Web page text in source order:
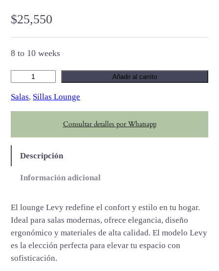
$25,550
8 to 10 weeks
v
y
a
t
a
d
Añadir al carrito
Salas, Sillas Lounge
Consultar detalles por Whatsapp
Descripción
Información adicional
El lounge Levy redefine el confort y estilo en tu hogar.
Ideal para salas modernas, ofrece elegancia, diseño
ergonómico y materiales de alta calidad. El modelo Levy
es la elección perfecta para elevar tu espacio con
sofisticación.